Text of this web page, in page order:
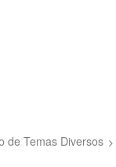
de Temas Diversos